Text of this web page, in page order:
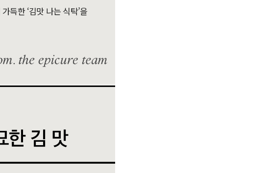
득한 ‘김맛 나는 식탁’을